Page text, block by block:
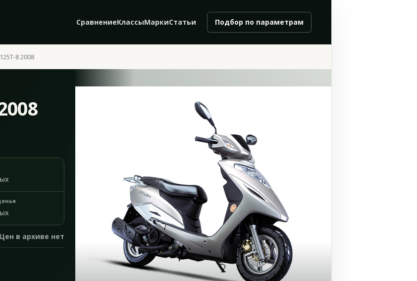
СравнениеКлассыМаркиСтатьи Подбор по параметрам
8 2008
Цен в архиве нет